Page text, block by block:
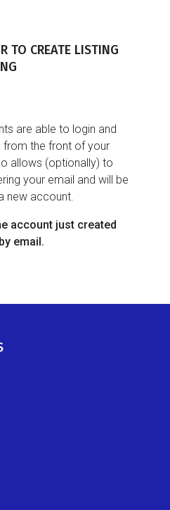
TO CREATE LISTING
are able to login and
from the front of your
allows (optionally) to
your email and will be
new account.
account just created
email.